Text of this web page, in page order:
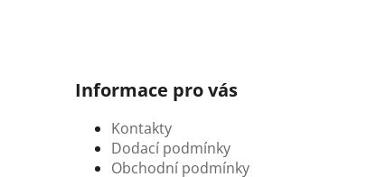
Informace pro vás
Kontakty
Dodací podmínky
Obchodní podmínky